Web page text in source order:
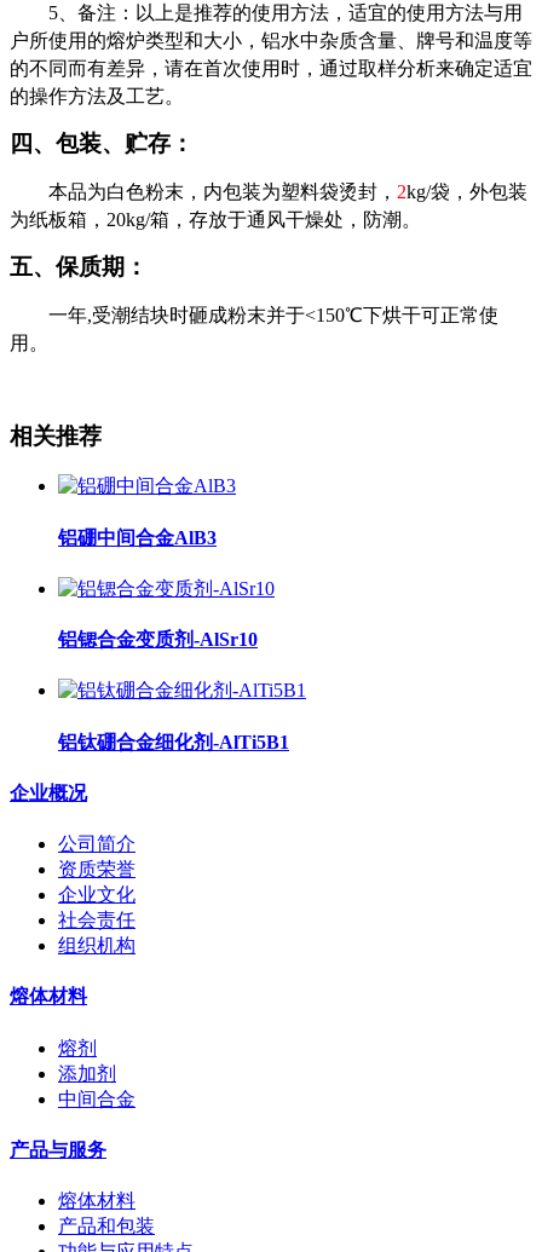
5 、备注：以上是推荐的使用方法，适宜的使用方法与用
户所使用的熔炉类型和大小，铝水中杂质含量、牌号和温度等
的不同而有差异，请在首次使用时，通过取样分析来确定适宜
的操作方法及工艺。
四、包装、贮存：
本品为白色粉末，内包装为塑料袋烫封， 2kg/袋，外包装
为纸板箱， 20kg/箱，存放于通风干燥处，防潮。
五、保质期：
一年,受潮结块时砸成粉末并于<150℃下烘干可正常使
用。
相关推荐
铝硼中间合金AlB3
铝锶合金变质剂-AlSr10
铝钛硼合金细化剂-AlTi5B1
企业概况
公司简介
资质荣誉
企业文化
社会责任
组织机构
熔体材料
熔剂
添加剂
中间合金
产品与服务
熔体材料
产品和包装